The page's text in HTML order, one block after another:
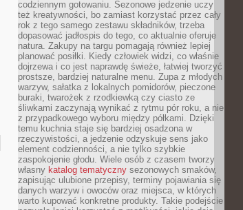
codziennym gotowaniu. Sezonowe jedzenie uczy
też kreatywności, bo zamiast korzystać przez cały
rok z tego samego zestawu składników, trzeba
dopasować jadłospis do tego, co aktualnie oferuje
natura. Zakupy na targu pomagają również lepiej
planować posiłki. Kiedy człowiek widzi, co właśnie
dojrzewa i co jest naprawdę świeże, łatwiej tworzyć
prostsze, bardziej naturalne menu. Zupa z młodych
warzyw, sałatka z lokalnych pomidorów, pieczone
buraki, twarożek z rzodkiewką czy ciasto ze
śliwkami zaczynają wynikać z rytmu pór roku, a nie
z przypadkowego wyboru między półkami. Dzięki
temu kuchnia staje się bardziej osadzona w
rzeczywistości, a jedzenie odzyskuje sens jako
element codzienności, a nie tylko szybkie
zaspokojenie głodu. Wiele osób z czasem tworzy
własny katalog tematyczny sezonowych smaków,
zapisując ulubione przepisy, terminy pojawiania się
danych warzyw i owoców oraz miejsca, w których
warto kupować konkretne produkty. Takie podejście